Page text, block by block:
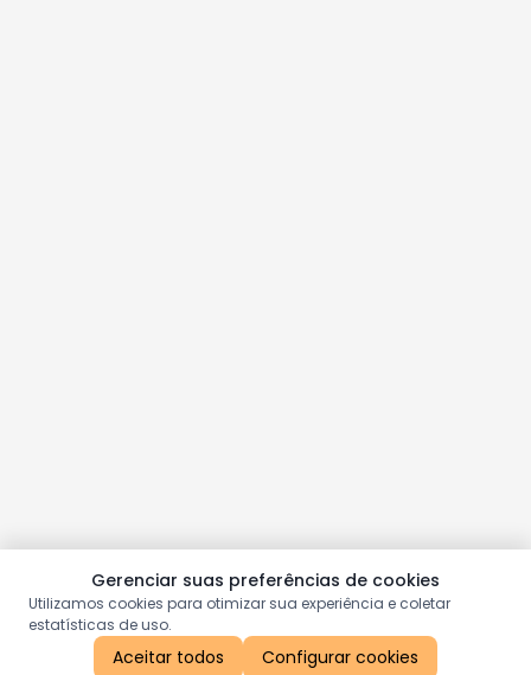
Gerenciar suas preferências de cookies
Utilizamos cookies para otimizar sua experiência e coletar
estatísticas de uso.
Aceitar todos Configurar cookies